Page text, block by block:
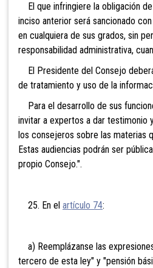
El que infringiere la obligación
inciso anterior será sancionado
en cualquiera de sus grados, sin
responsabilidad administrativa,
El Presidente del Consejo
de tratamiento y uso de la
Para el desarrollo de sus
invitar a expertos a dar testimonio
los consejeros sobre las materias
Estas audiencias podrán ser
propio Consejo.".
25. En el artículo 74:
a) Reemplázanse las
tercero de esta ley" y "pensión